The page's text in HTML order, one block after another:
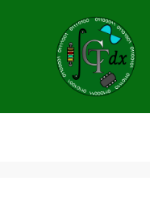
contenido